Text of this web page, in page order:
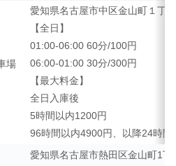
場
愛知県名古屋市中区金山町１丁
【全日】
01:00-06:00 60分/100円
06:00-01:00 30分/300円
【最大料金】
全日入庫後
5時間以内1200円
96時間以内4900円、以降24時間
愛知県名古屋市熱田区金山町1丁